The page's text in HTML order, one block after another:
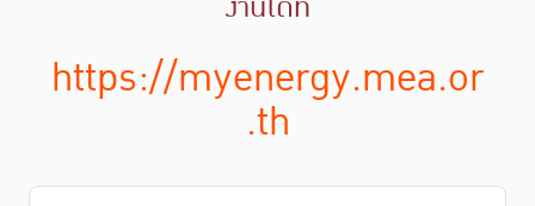
https://myenergy.mea.or
.th